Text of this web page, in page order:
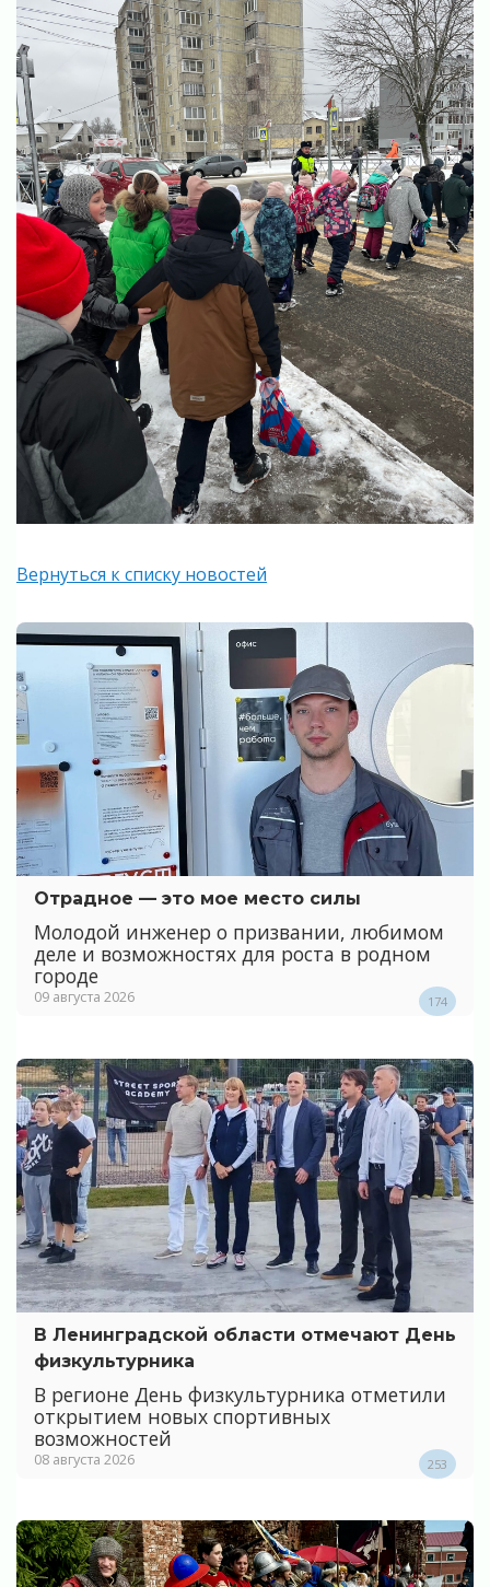
Вернуться к списку новостей
Отрадное — это мое место силы
Молодой инженер о призвании, любимом
деле и возможностях для роста в родном
городе
09 августа 2026 174
В Ленинградской области отмечают День
физкультурника
В регионе День физкультурника отметили
открытием новых спортивных
возможностей
08 августа 2026 253